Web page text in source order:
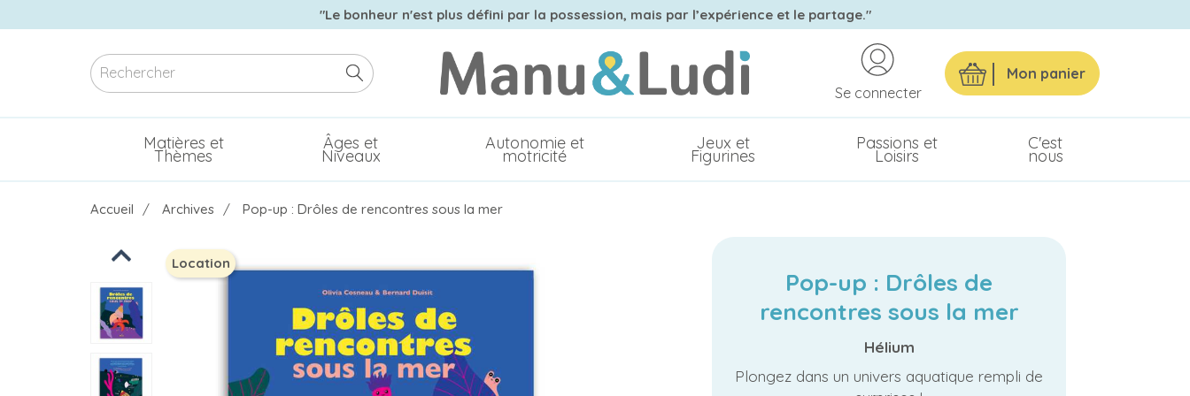
"Le bonheur n'est plus défini par la possession, mais par l’expérience et le partage."
Mon panier
Se connecter
Matières et
Thèmes
Âges et
Niveaux
Autonomie et
motricité
Jeux et
Figurines
Passions et
Loisirs
C'est
nous
Accueil Archives Pop-up : Drôles de rencontres sous la mer
Location
Previous
Pop-up : Drôles de
rencontres sous la mer
Hélium
Plongez dans un univers aquatique rempli de